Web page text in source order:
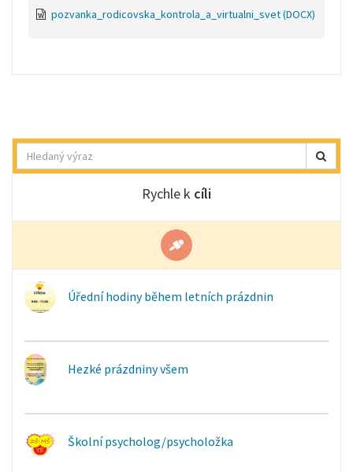
pozvanka_rodicovska_kontrola_a_virtualni_svet(DOCX)
Hledat
Rychle k cíli
Úřední hodiny během letních prázdnin
Hezké prázdniny všem
Školní psycholog/psycholožka